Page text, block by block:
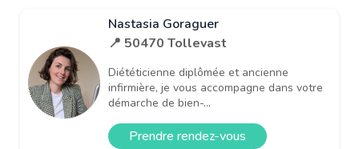
Nastasia Goraguer
📍 50470 Tollevast
Diététicienne diplômée et ancienne
infirmière, je vous accompagne dans votre
démarche de bien-...
Prendre rendez-vous